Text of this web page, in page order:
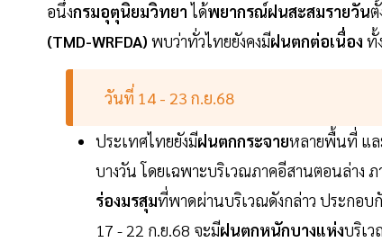
อนึ่งกรมอุตุนิยมวิทยาได้พยากรณ์ฝนสะสมรายวัน
(TMD-WRFDA) พบว่าทั่วไทยยังคงมีฝนตกต่อเนื่อง ทั้
วันที่ 14 - 23 ก.ย.68
ประเทศไทยยังมีฝนตกกระจายหลายพื้นที่ แล
บางวัน โดยเฉพาะบริเวณภาคอีสานตอนล่าง
ร่องมรสุมที่พาดผ่านบริเวณดังกล่าว ประกอบ
17 - 22 ก.ย.68 จะมีฝนตกหนักบางแห่งบริเ